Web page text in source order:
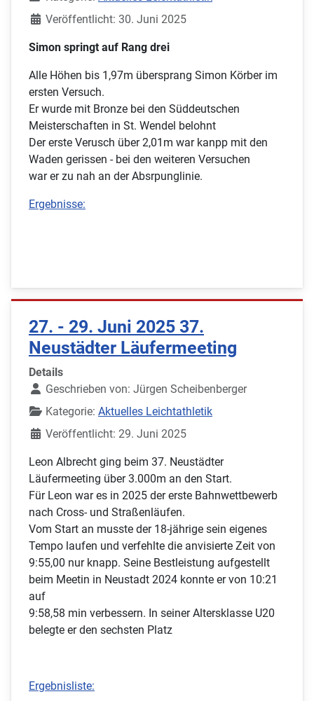
Veröffentlicht: 30. Juni 2025
Simon springt auf Rang drei
Alle Höhen bis 1,97m übersprang Simon Körber im
ersten Versuch.
Er wurde mit Bronze bei den Süddeutschen
Meisterschaften in St. Wendel belohnt
Der erste Verusch über 2,01m war kanpp mit den
Waden gerissen - bei den weiteren Versuchen
war er zu nah an der Absrpunglinie.
Ergebnisse:
27. - 29. Juni 2025 37.
Neustädter Läufermeeting
Details
Geschrieben von: Jürgen Scheibenberger
Kategorie: Aktuelles Leichtathletik
Veröffentlicht: 29. Juni 2025
Leon Albrecht ging beim 37. Neustädter
Läufermeeting über 3.000m an den Start.
Für Leon war es in 2025 der erste Bahnwettbewerb
nach Cross- und Straßenläufen.
Vom Start an musste der 18-jährige sein eigenes
Tempo laufen und verfehlte die anvisierte Zeit von
9:55,00 nur knapp. Seine Bestleistung aufgestellt
beim Meetin in Neustadt 2024 konnte er von 10:21
auf
9:58,58 min verbessern. In seiner Altersklasse U20
belegte er den sechsten Platz
Ergebnisliste: